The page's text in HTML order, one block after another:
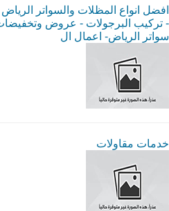
- تركيب البرجولات - عروض
سواتر الرياض- اعمال ال
خدمات مقاولات